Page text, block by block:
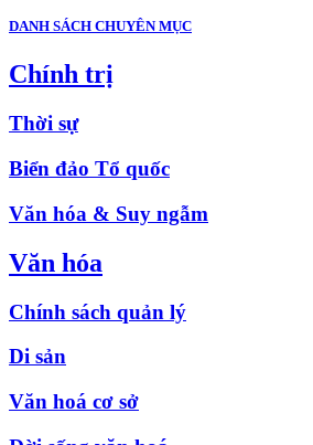
DANH SÁCH CHUYÊN MỤC
Chính trị
Thời sự
Biển đảo Tổ quốc
Văn hóa & Suy ngẫm
Văn hóa
Chính sách quản lý
Di sản
Văn hoá cơ sở